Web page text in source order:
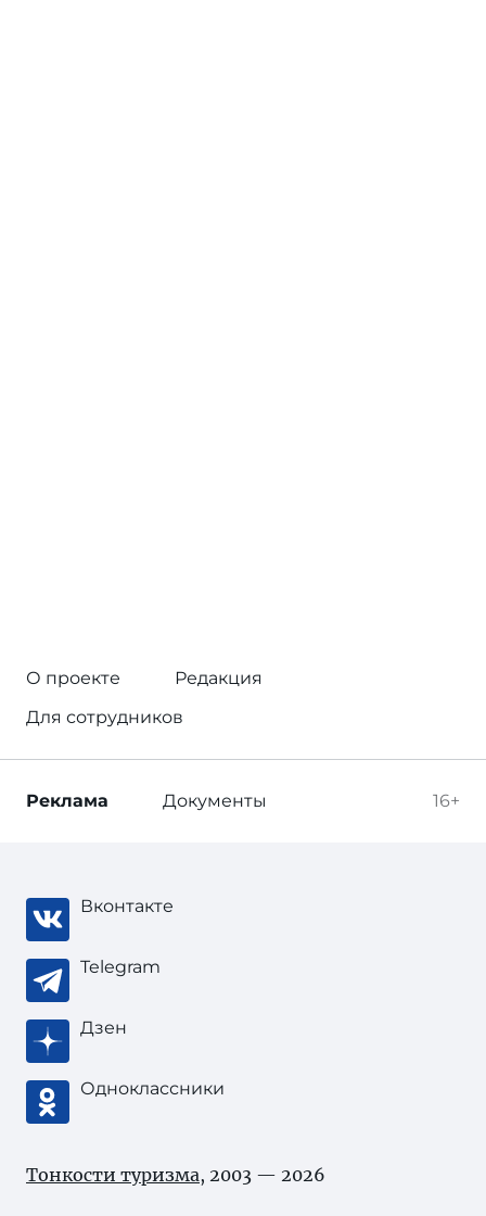
О проекте
Редакция
Для сотрудников
16+
Реклама Документы
Вконтакте
Telegram
Дзен
Одноклассники
Тонкости туризма, 2003 — 2026